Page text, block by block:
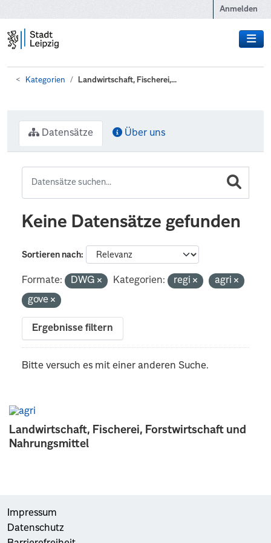
Anmelden
Kategorien Landwirtschaft, Fischerei,...
Landwirtschaft, Fischerei, Forstwirtschaft und
Nahrungsmittel
Datensätze Über uns
Keine Datensätze gefunden
Sortieren nach
Formate: DWG Kategorien: regi
agri
gove
Ergebnisse filtern
Bitte versuch es mit einer anderen Suche.
Impressum
Datenschutz